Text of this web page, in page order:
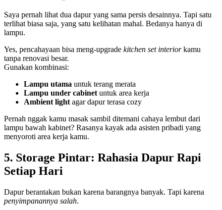
Saya pernah lihat dua dapur yang sama persis desainnya. Tapi satu
terlihat biasa saja, yang satu kelihatan mahal. Bedanya hanya di
lampu.
Yes, pencahayaan bisa meng-upgrade kitchen set interiorkamu
tanpa renovasi besar.
Gunakan kombinasi:
Lampu utama untuk terang merata
Lampu under cabinet untuk area kerja
Ambient light agar dapur terasa cozy
Pernah nggak kamu masak sambil ditemani cahaya lembut dari
lampu bawah kabinet? Rasanya kayak ada asisten pribadi yang
menyoroti area kerja kamu.
5. Storage Pintar: Rahasia Dapur Rapi
Setiap Hari
Dapur berantakan bukan karena barangnya banyak. Tapi karena
penyimpanannya salah.